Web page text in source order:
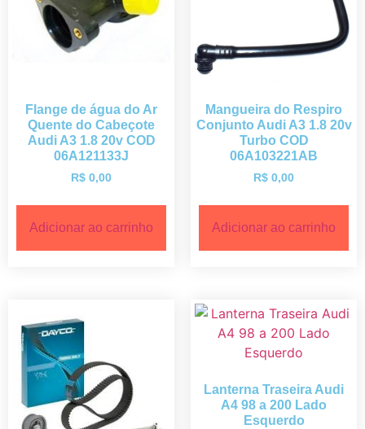
Flange de água do Ar
Quente do Cabeçote
Audi A3 1.8 20v COD
06A121133J
R$ 0,00
Adicionar ao carrinho
Mangueira do Respiro
Conjunto Audi A3 1.8 20v
Turbo COD
06A103221AB
R$ 0,00
Adicionar ao carrinho
Lanterna Traseira Audi
A4 98 a 200 Lado
Esquerdo